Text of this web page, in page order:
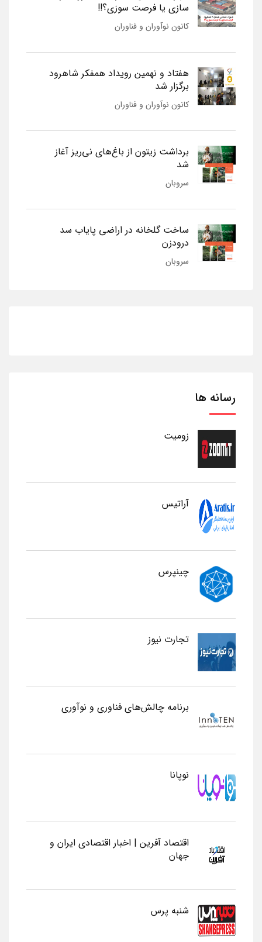
سازی یا فرصت سوزی؟!!
کانون نوآوران و فناوران
هفتاد و نهمین رویداد همفکر شاهرود
برگزار شد
کانون نوآوران و فناوران
برداشت زیتون از باغ‌های نی‌ریز آغاز
شد
سروبان
ساخت گلخانه در اراضی پایاب سد
درودزن
سروبان
رسانه ها
زومیت
آراتیس
چینپرس
تجارت نیوز
برنامه چالش‌های فناوری و نوآوری
نوپانا
اقتصاد آفرین | اخبار اقتصادی ایران و
جهان
شنبه پرس